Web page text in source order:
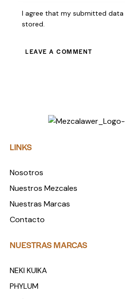
I agree that my submitted
stored.
LINKS
Nosotros
Nuestros Mezcales
Nuestras Marcas
Contacto
NUESTRAS MARCAS
NEKI KUIKA
PHYLUM